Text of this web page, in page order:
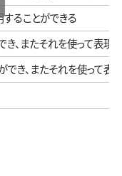
ることができる
、 またそれを使って表現
き、 またそれを使って表